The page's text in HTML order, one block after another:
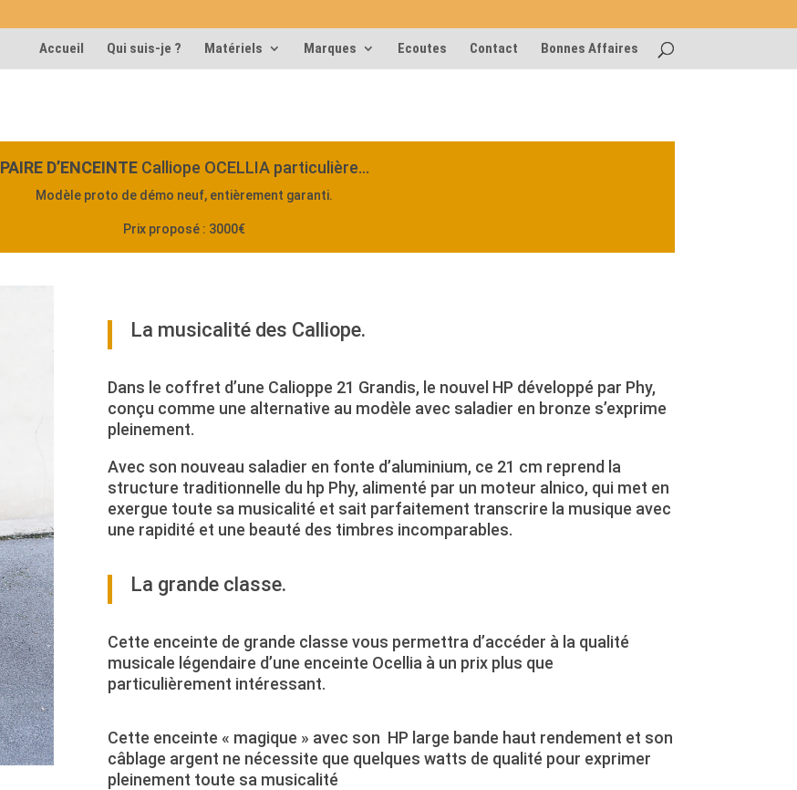
Accueil Qui suis-je ? Matériels Marques Ecoutes Contact Bonnes Affaires
PAIRE D’ENCEINTE Calliope OCELLIA particulière…
Modèle proto de démo neuf, entièrement garanti.
Prix proposé : 3000€
La musicalité des Calliope.
Dans le coffret d’une Calioppe 21 Grandis, le nouvel HP développé par Phy,
conçu comme une alternative au modèle avec saladier en bronze s’exprime
pleinement.
Avec son nouveau saladier en fonte d’aluminium, ce 21 cm reprend la
structure traditionnelle du hp Phy, alimenté par un moteur alnico, qui met en
exergue toute sa musicalité et sait parfaitement transcrire la musique avec
une rapidité et une beauté des timbres incomparables.
La grande classe.
Cette enceinte de grande classe vous permettra d’accéder à la qualité
musicale légendaire d’une enceinte Ocellia à un prix plus que
particulièrement intéressant.
Cette enceinte « magique » avec son HP large bande haut rendement et son
câblage argent ne nécessite que quelques watts de qualité pour exprimer
pleinement toute sa musicalité